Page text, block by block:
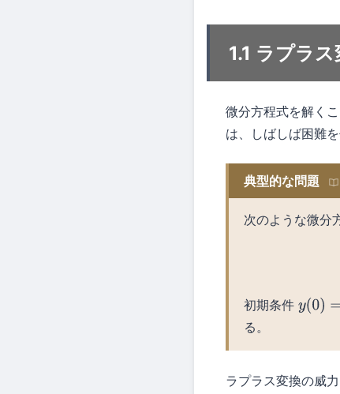
1.1 ラプラ
微分方程式を解く
は、しばしば困難を
典型的な問題
次のような微分
初期条件y(0)=1
る。
ラプラス変換の威力